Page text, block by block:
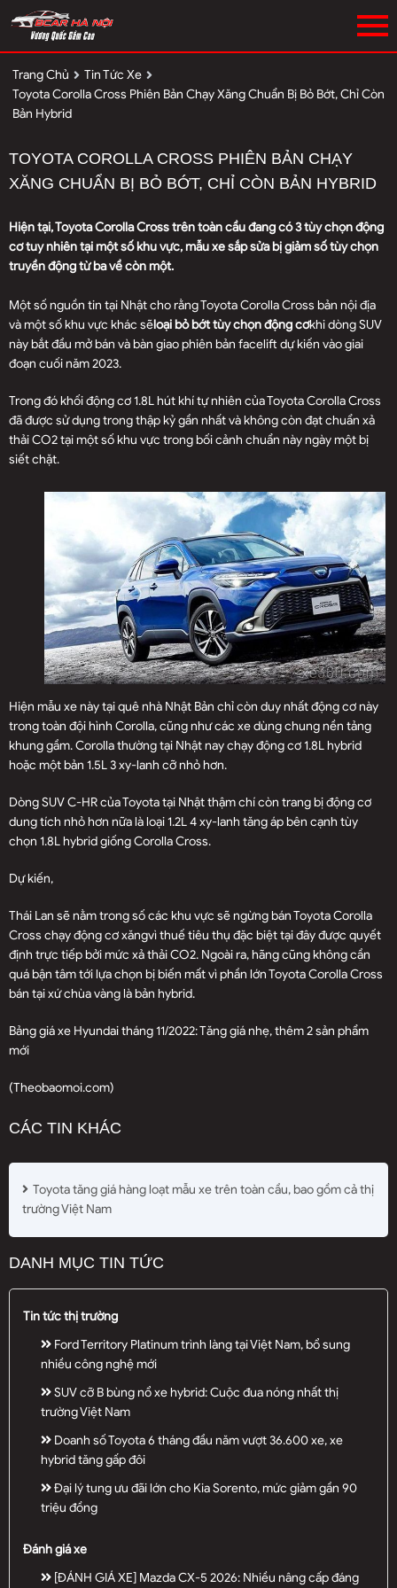
Trang Chủ
Tin Tức Xe
Toyota Corolla Cross Phiên Bản Chạy Xăng Chuẩn Bị Bỏ Bớt, Chỉ Còn
Bản Hybrid
TOYOTA COROLLA CROSS PHIÊN BẢN CHẠY
XĂNG CHUẨN BỊ BỎ BỚT, CHỈ CÒN BẢN HYBRID
Hiện tại, Toyota Corolla Cross trên toàn cầu đang có 3 tùy chọn động
cơ tuy nhiên tại một số khu vực, mẫu xe sắp sửa bị giảm số tùy chọn
truyền động từ ba về còn một.
Một số nguồn tin tại Nhật cho rằng Toyota Corolla Cross bản nội địa
và một số khu vực khác sẽloại bỏ bớt tùy chọn động cơkhi dòng SUV
này bắt đầu mở bán và bàn giao phiên bản facelift dự kiến vào giai
đoạn cuối năm 2023.
Trong đó khối động cơ 1.8L hút khí tự nhiên của Toyota Corolla Cross
đã được sử dụng trong thập kỷ gần nhất và không còn đạt chuẩn xả
thải CO2 tại một số khu vực trong bối cảnh chuẩn này ngày một bị
siết chặt.
Hiện mẫu xe này tại quê nhà Nhật Bản chỉ còn duy nhất động cơ này
trong toàn đội hình Corolla, cũng như các xe dùng chung nền tảng
khung gầm. Corolla thường tại Nhật nay chạy động cơ 1.8L hybrid
hoặc một bản 1.5L 3 xy-lanh cỡ nhỏ hơn.
Dòng SUV C-HR của Toyota tại Nhật thậm chí còn trang bị động cơ
dung tích nhỏ hơn nữa là loại 1.2L 4 xy-lanh tăng áp bên cạnh tùy
chọn 1.8L hybrid giống Corolla Cross.
Dự kiến,
Thái Lan sẽ nằm trong số các khu vực sẽ ngừng bán Toyota Corolla
Cross chạy động cơ xăngvì thuế tiêu thụ đặc biệt tại đây được quyết
định trực tiếp bởi mức xả thải CO2. Ngoài ra, hãng cũng không cần
quá bận tâm tới lựa chọn bị biến mất vì phần lớn Toyota Corolla Cross
bán tại xứ chùa vàng là bản hybrid.
Bảng giá xe Hyundai tháng 11/2022: Tăng giá nhẹ, thêm 2 sản phẩm
mới
(Theobaomoi.com)
CÁC TIN KHÁC
Toyota tăng giá hàng loạt mẫu xe trên toàn cầu, bao gồm cả thị
trường Việt Nam
DANH MỤC TIN TỨC
Tin tức thị trường
Ford Territory Platinum trình làng tại Việt Nam, bổ sung
nhiều công nghệ mới
SUV cỡ B bùng nổ xe hybrid: Cuộc đua nóng nhất thị
trường Việt Nam
Doanh số Toyota 6 tháng đầu năm vượt 36.600 xe, xe
hybrid tăng gấp đôi
Đại lý tung ưu đãi lớn cho Kia Sorento, mức giảm gần 90
triệu đồng
Đánh giá xe
[ĐÁNH GIÁ XE] Mazda CX-5 2026: Nhiều nâng cấp đáng